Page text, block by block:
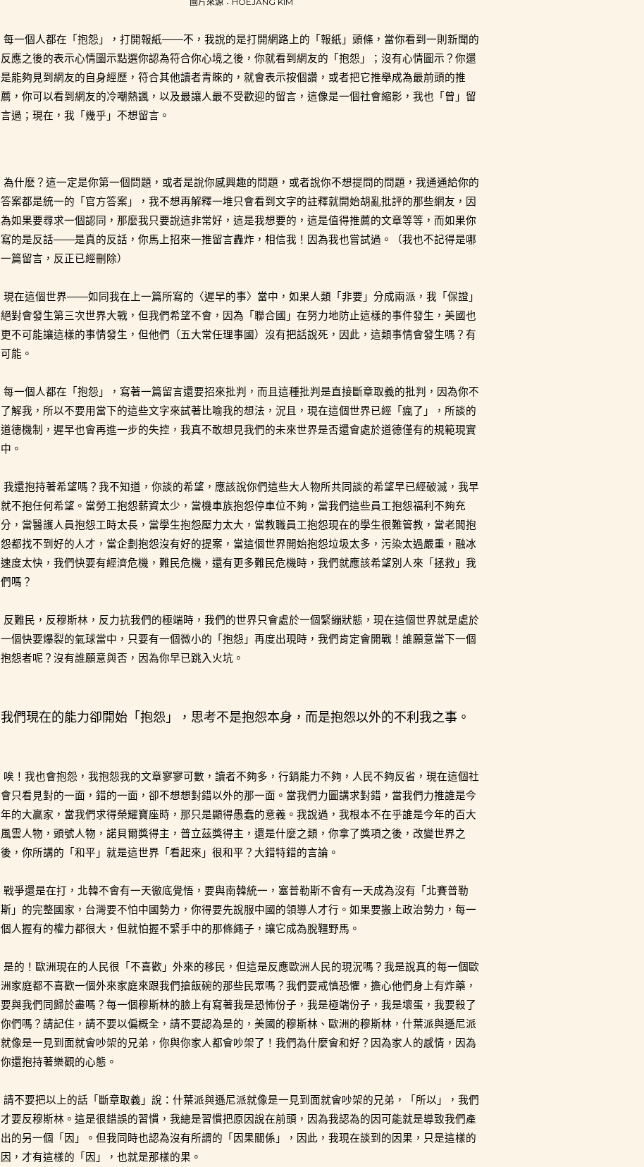
每一個人都在「抱怨」，打開報紙——不，我說的是打開網路上的「報紙」頭條，當你看到一則新聞的
反應之後的表示心情圖示點選你認為符合你心境之後，你就看到網友的「抱怨」；沒有心情圖示？你還
是能夠見到網友的自身經歷，符合其他讀者青睞的，就會表示按個讚，或者把它推舉成為最前頭的推
薦，你可以看到網友的冷嘲熱諷，以及最讓人最不受歡迎的留言，這像是一個社會縮影，我也「曾」留
言過；現在，我「幾乎」不想留言。
為什麽？這一定是你第一個問題，或者是說你感興趣的問題，或者說你不想提問的問題，我通通給你的
答案都是統一的「官方答案」，我不想再解釋一堆只會看到文字的註釋就開始胡亂批評的那些網友，因
為如果要尋求一個認同，那麼我只要說這非常好，這是我想要的，這是值得推薦的文章等等，而如果你
寫的是反話——是真的反話，你馬上招來一推留言轟炸，相信我！因為我也嘗試過。（我也不記得是哪
一篇留言，反正已經刪除）
現在這個世界——如同我在上一篇所寫的〈遲早的事〉當中，如果人類「非要」分成兩派，我「保證」
絕對會發生第三次世界大戰，但我們希望不會，因為「聯合國」在努力地防止這樣的事件發生，美國也
更不可能讓這樣的事情發生，但他們（五大常任理事國）沒有把話說死，因此，這類事情會發生嗎？有
可能。
每一個人都在「抱怨」，寫著一篇留言還要招來批判，而且這種批判是直接斷章取義的批判，因為你不
了解我，所以不要用當下的這些文字來試著比喻我的想法，況且，現在這個世界已經「瘋了」，所談的
道德機制，遲早也會再進一步的失控，我真不敢想見我們的未來世界是否還會處於道德僅有的規範現實
中。
我還抱持著希望嗎？我不知道，你談的希望，應該說你們這些大人物所共同談的希望早已經破滅，我早
就不抱任何希望。當勞工抱怨薪資太少，當機車族抱怨停車位不夠，當我們這些員工抱怨福利不夠充
分，當醫護人員抱怨工時太長，當學生抱怨壓力太大，當教職員工抱怨現在的學生很難管教，當老闆抱
怨都找不到好的人才，當企劃抱怨沒有好的提案，當這個世界開始抱怨垃圾太多，污染太過嚴重，融冰
速度太快，我們快要有經濟危機，難民危機，還有更多難民危機時，我們就應該希望別人來「拯救」我
們嗎？
反難民，反穆斯林，反力抗我們的極端時，我們的世界只會處於一個緊繃狀態，現在這個世界就是處於
一個快要爆裂的氣球當中，只要有一個微小的「抱怨」再度出現時，我們肯定會開戰！誰願意當下一個
抱怨者呢？沒有誰願意與否，因為你早已跳入火坑。
我們現在的能力卻開始「抱怨」，思考不是抱怨本身，而是抱怨以外的不利我之事。
唉！我也會抱怨，我抱怨我的文章寥寥可數，讀者不夠多，行銷能力不夠，人民不夠反省，現在這個社
會只看見對的一面，錯的一面，卻不想想對錯以外的那一面。當我們力圖講求對錯，當我們力推誰是今
年的大贏家，當我們求得榮耀寶座時，那只是顯得愚蠢的意義。我說過，我根本不在乎誰是今年的百大
風雲人物，頭號人物，諾貝爾獎得主，普立茲獎得主，還是什麼之類，你拿了獎項之後，改變世界之
後，你所講的「和平」就是這世界「看起來」很和平？大錯特錯的言論。
戰爭還是在打，北韓不會有一天徹底覺悟，要與南韓統一，塞普勒斯不會有一天成為沒有「北賽普勒
斯」的完整國家，台灣要不怕中國勢力，你得要先說服中國的領導人才行。如果要搬上政治勢力，每一
個人握有的權力都很大，但就怕握不緊手中的那條繩子，讓它成為脫韁野馬。
是的！歐洲現在的人民很「不喜歡」外來的移民，但這是反應歐洲人民的現況嗎？我是說真的每一個歐
洲家庭都不喜歡一個外來家庭來跟我們搶飯碗的那些民眾嗎？我們要戒慎恐懼，擔心他們身上有炸藥，
要與我們同歸於盡嗎？每一個穆斯林的臉上有寫著我是恐怖份子，我是極端份子，我是壞蛋，我要殺了
你們嗎？請記住，請不要以偏概全，請不要認為是的，美國的穆斯林、歐洲的穆斯林，什葉派與遜尼派
就像是一見到面就會吵架的兄弟，你與你家人都會吵架了！我們為什麼會和好？因為家人的感情，因為
你還抱持著樂觀的心態。
請不要把以上的話「斷章取義」說：什葉派與遜尼派就像是一見到面就會吵架的兄弟，「所以」，我們
才要反穆斯林。這是很錯誤的習慣，我總是習慣把原因說在前頭，因為我認為的因可能就是導致我們產
出的另一個「因」。但我同時也認為沒有所謂的「因果關係」，因此，我現在談到的因果，只是這樣的
因，才有這樣的「因」，也就是那樣的果。